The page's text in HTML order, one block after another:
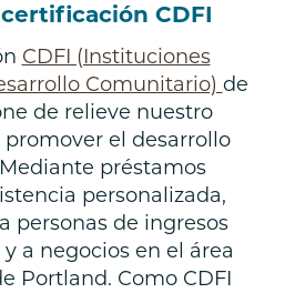
CDFI
CDFI (Instituciones
Comunitario) de
de relieve nuestro
el desarrollo
préstamos
personalizada,
personas de ingresos
a negocios en el área
Portland. Como CDFI